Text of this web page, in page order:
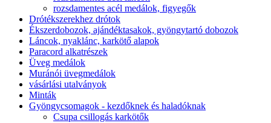
rozsdamentes acél medálok, figyegők
Drótékszerekhez drótok
Ékszerdobozok, ajándéktasakok, gyöngytartó dobozok
Láncok, nyaklánc, karkötő alapok
Paracord alkatrészek
Üveg medálok
Muránói üvegmedálok
vásárlási utalványok
Minták
Gyöngycsomagok - kezdőknek és haladóknak
Csupa csillogás karkötők